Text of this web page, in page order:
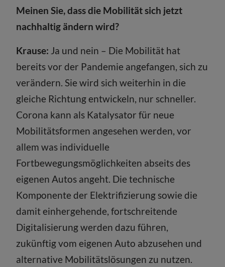
Meinen Sie, dass die Mobilität sich jetzt
nachhaltig ändern wird?
Krause: Ja und nein – Die Mobilität hat
bereits vor der Pandemie angefangen, sich zu
verändern. Sie wird sich weiterhin in die
gleiche Richtung entwickeln, nur schneller.
Corona kann als Katalysator für neue
Mobilitätsformen angesehen werden, vor
allem was individuelle
Fortbewegungsmöglichkeiten abseits des
eigenen Autos angeht. Die technische
Komponente der Elektrifizierung sowie die
damit einhergehende, fortschreitende
Digitalisierung werden dazu führen,
zukünftig vom eigenen Auto abzusehen und
alternative Mobilitätslösungen zu nutzen.